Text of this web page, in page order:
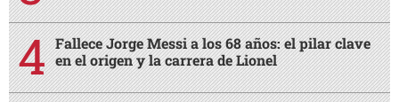
Fallece Jorge Messi a los 68 años: el pilar clave
en el origen y la carrera de Lionel